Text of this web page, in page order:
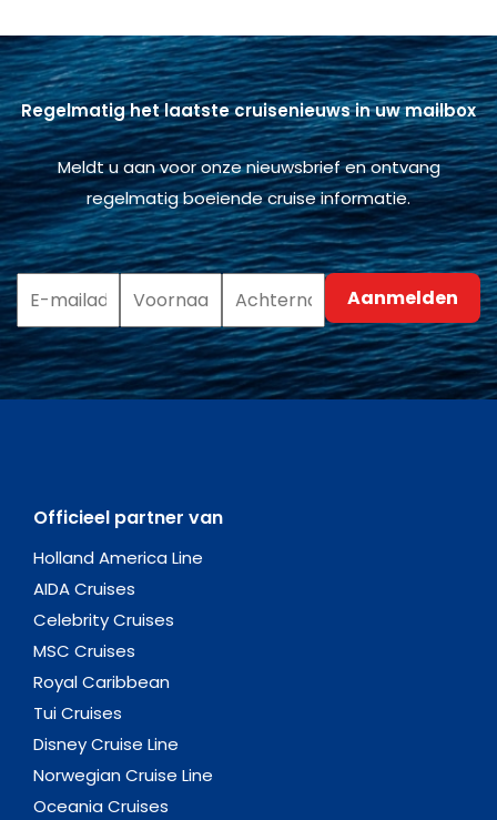
Regelmatig het laatste cruisenieuws in uw mailbox
Meldt u aan voor onze nieuwsbrief en ontvang
regelmatig boeiende cruise informatie.
Officieel partner van
Holland America Line
AIDA Cruises
Celebrity Cruises
MSC Cruises
Royal Caribbean
Tui Cruises
Disney Cruise Line
Norwegian Cruise Line
Oceania Cruises